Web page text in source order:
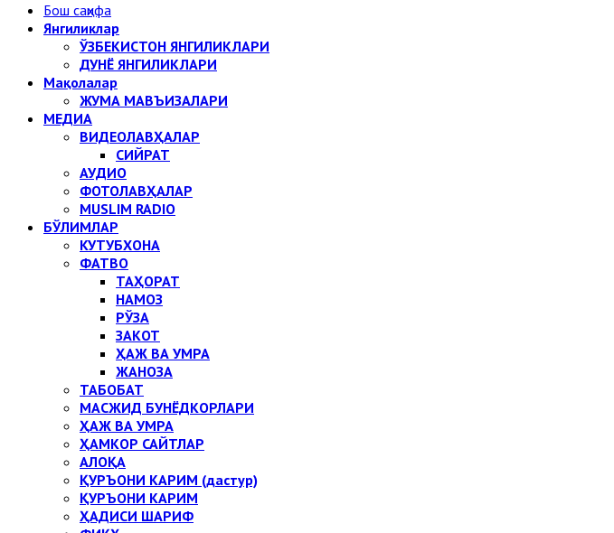
Бош саҳифа
Янгиликлар
ЎЗБЕКИСТОН ЯНГИЛИКЛАРИ
ДУНЁ ЯНГИЛИКЛАРИ
Мақолалар
ЖУМА МАВЪИЗАЛАРИ
МЕДИА
ВИДЕОЛАВҲАЛАР
СИЙРАТ
АУДИО
ФОТОЛАВҲАЛАР
MUSLIM RADIO
БЎЛИМЛАР
КУТУБХОНА
ФАТВО
ТАҲОРАТ
НАМОЗ
РЎЗА
ЗАКОТ
ҲАЖ ВА УМРА
ЖАНОЗА
ТАБОБАТ
МАСЖИД БУНЁДКОРЛАРИ
ҲАЖ ВА УМРА
ҲАМКОР САЙТЛАР
АЛОҚА
ҚУРЪОНИ КАРИМ (дастур)
ҚУРЪОНИ КАРИМ
ҲАДИСИ ШАРИФ